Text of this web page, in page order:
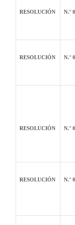
RESOLUCIÓN N.°
RESOLUCIÓN N.°
RESOLUCIÓN N.°
RESOLUCIÓN N.°